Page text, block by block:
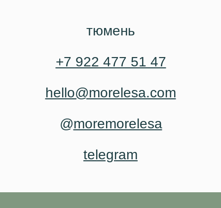
тюмень
+7 922 477 51 47
hello@morelesa.com
@moremorelesa
telegram